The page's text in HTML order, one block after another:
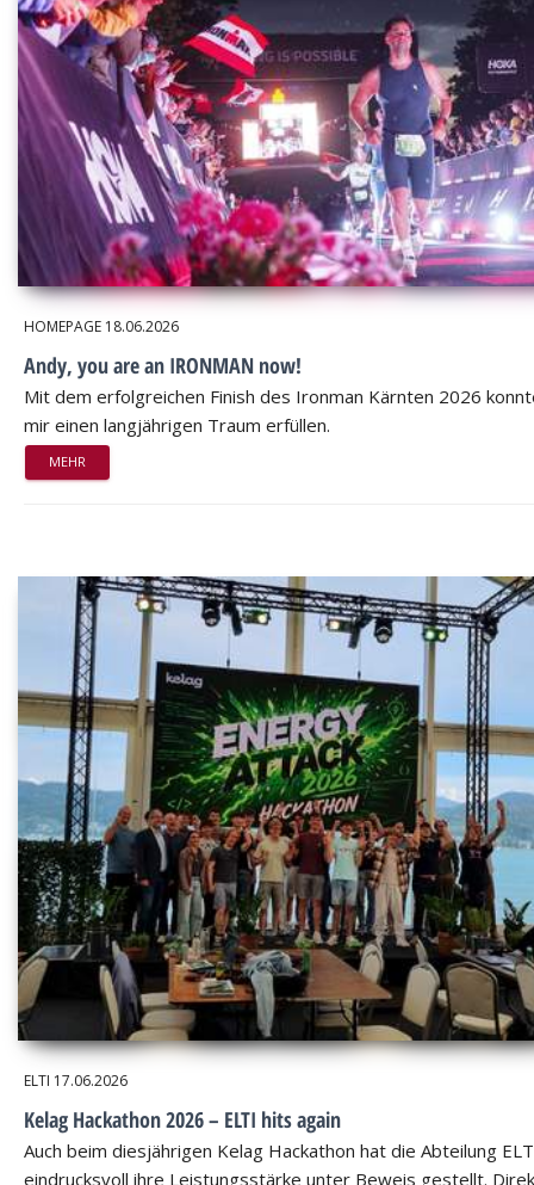
HOMEPAGE 18.06.2026
Andy, you are an IRONMAN now!
Mit dem erfolgreichen Finish des Ironman Kärnten 2026
mir einen langjährigen Traum erfüllen.
MEHR
ELTI 17.06.2026
Kelag Hackathon 2026 – ELTI hits again
Auch beim diesjährigen Kelag Hackathon hat die Abteilung
eindrucksvoll ihre Leistungsstärke unter Beweis gestellt.